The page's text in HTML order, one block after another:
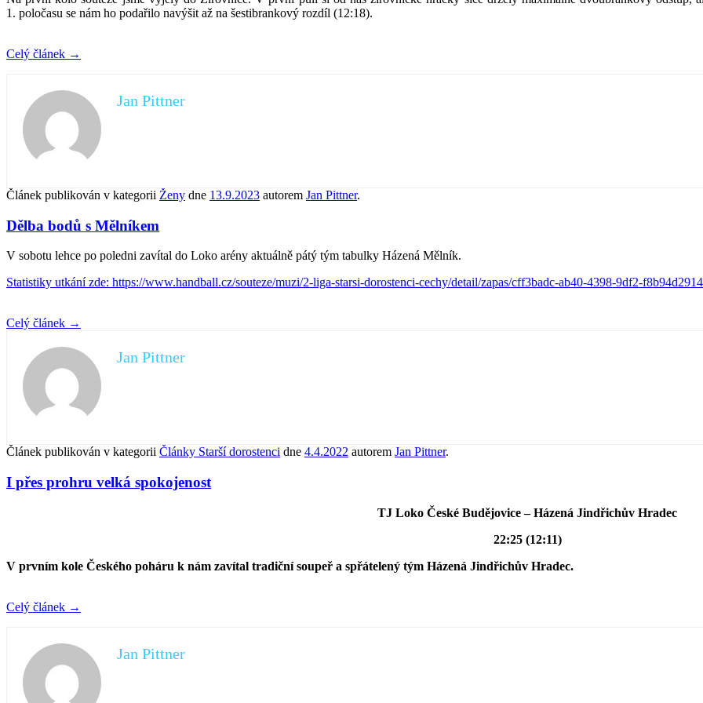
1. poločasu se nám ho podařilo navýšit až na šestibrankový rozdíl (12:18).
Celý článek →
Jan Pittner
Článek publikován v kategorii Ženy dne 13.9.2023 autorem Jan Pittner.
Dělba bodů s Mělníkem
V sobotu lehce po poledni zavítal do Loko arény aktuálně pátý tým tabulky Házená Mělník.
Statistiky utkání zde: https://www.handball.cz/souteze/muzi/2-liga-starsi-dorostenci-cechy/detail/zapas/cff3badc-ab40-4398-9df2-
Celý článek →
Jan Pittner
Článek publikován v kategorii Články Starší dorostenci dne 4.4.2022 autorem Jan Pittner.
I přes prohru velká spokojenost
TJ Loko České Budějovice –Házená Jindřichův Hradec
22:25 (12:11)
V prvním kole Českého poháru k nám zavítal tradiční soupeř a spřátelený tým Házená Jindřichův Hradec.
Celý článek →
Jan Pittner